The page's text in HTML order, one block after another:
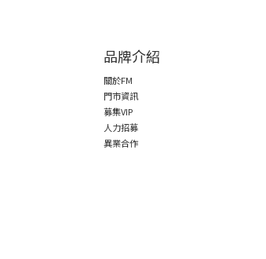
品牌介紹
關於FM
門市資訊
募集VIP
人力招募
異業合作